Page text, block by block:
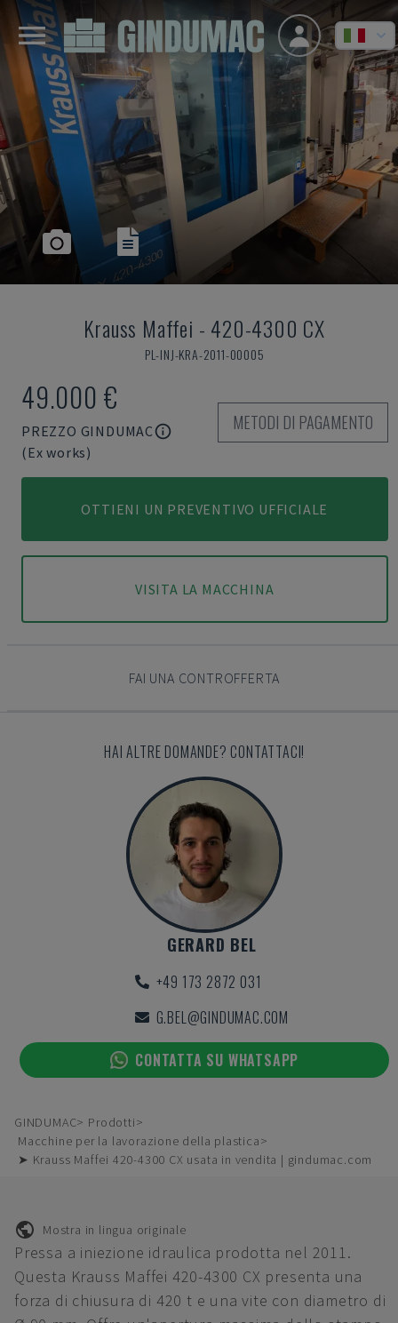
Krauss Maffei - 420-4300 CX
PL-INJ-KRA-2011-00005
49.000 €
PREZZO GINDUMAC
(Ex works)
METODI DI PAGAMENTO
OTTIENI UN PREVENTIVO UFFICIALE
VISITA LA MACCHINA
FAI UNA CONTROFFERTA
HAI ALTRE DOMANDE? CONTATTACI!
GERARD BEL
+49 173 2872 031
G.BEL@GINDUMAC.COM
CONTATTA SU WHATSAPP
GINDUMAC
Prodotti
Macchine per la lavorazione della plastica
➤ Krauss Maffei 420-4300 CX usata in vendita | gindumac.com
Mostra in lingua originale
Pressa a iniezione idraulica prodotta nel 2011.
Questa Krauss Maffei 420-4300 CX presenta una
forza di chiusura di 420 t e una vite con diametro di